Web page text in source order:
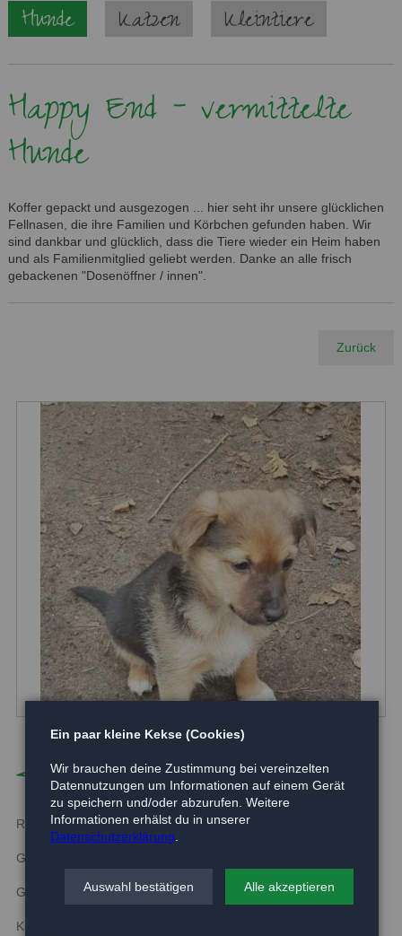
Hunde
Katzen Kleintiere
Happy End - vermittelte
Hunde
Koffer gepackt und ausgezogen ... hier seht ihr unsere glücklichen
Fellnasen, die ihre Familien und Körbchen gefunden haben. Wir
sind dankbar und glücklich, dass die Tiere wieder ein Heim haben
und als Familienmitglied geliebt werden. Danke an alle frisch
gebackenen "Dosenöffner / innen".
Zurück
John Doe
Rasse: Mischling
Geboren:
Größe: wächst noch
Kurzbeschreibung:
Ein paar kleine Kekse (Cookies)
Wir brauchen deine Zustimmung bei vereinzelten
Datennutzungen um Informationen auf einem Gerät
zu speichern und/oder abzurufen. Weitere
Informationen erhälst du in unserer
Datenschutzerklärung
Auswahl bestätigen Alle akzeptieren